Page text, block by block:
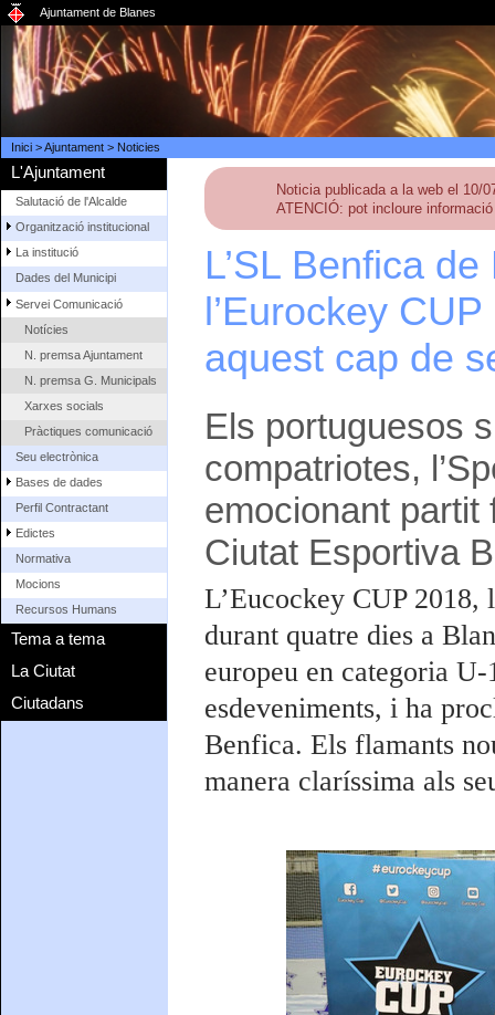
Ajuntament de Blanes
Inici>Ajuntament> Noticies
L'Ajuntament
Salutació de l'Alcalde
Organització institucional
La institució
Dades del Municipi
Servei Comunicació
Notícies
N. premsa Ajuntament
N. premsa G. Municipals
Xarxes socials
Pràctiques comunicació
Seu electrònica
Bases de dades
Perfil Contractant
Edictes
Normativa
Mocions
Recursos Humans
Tema a tema
La Ciutat
Ciutadans
Noticia publicada a la web el 10/
ATENCIÓ: pot incloure
L’SL Benfica
l’Eurockey
aquest cap de
Els portuguesos
compatriotes,
emocionant partit
Ciutat Esportiva
L’Eucockey CUP
durant quatre dies a
europeu en categoria
esdeveniments, i ha
Benfica. Els flamants
manera claríssima als